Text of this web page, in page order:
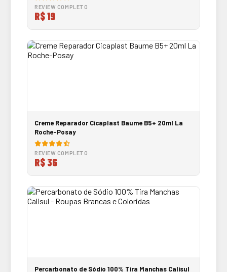
REVIEW COMPLETO
R$ 19
Creme Reparador Cicaplast Baume B5+ 20ml La
Roche-Posay
REVIEW COMPLETO
R$ 36
Percarbonato de Sódio 100% Tira Manchas Calisul